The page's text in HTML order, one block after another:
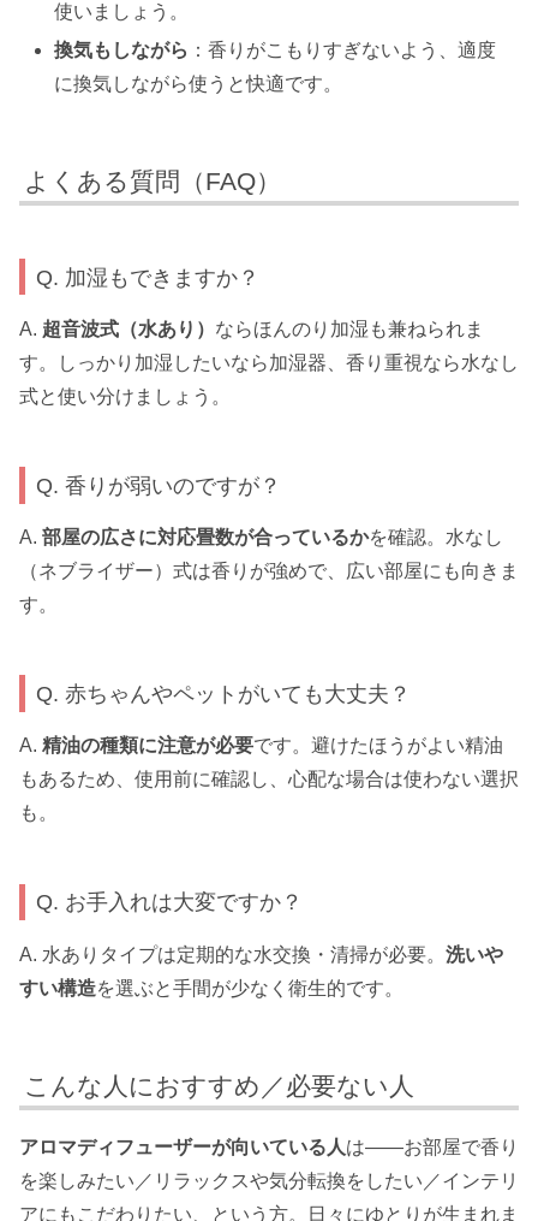
使いましょう。
換気もしながら ：香りがこもりすぎないよう、適度
に換気しながら使うと快適です。
よくある質問（FAQ）
Q. 加湿もできますか？
A. 超音波式（水あり） ならほんのり加湿も兼ねられま
す。しっかり加湿したいなら加湿器、香り重視なら水なし
式と使い分けましょう。
Q. 香りが弱いのですが？
A. 部屋の広さに対応畳数が合っているかを確認。水なし
（ネブライザー）式は香りが強めで、広い部屋にも向きま
す。
Q. 赤ちゃんやペットがいても大丈夫？
A. 精油の種類に注意が必要です。避けたほうがよい精油
もあるため、使用前に確認し、心配な場合は使わない選択
も。
Q. お手入れは大変ですか？
A. 水ありタイプは定期的な水交換・清掃が必要。 洗いや
すい構造を選ぶと手間が少なく衛生的です。
こんな人におすすめ／必要ない人
アロマディフューザーが向いている人は——お部屋で香り
を楽しみたい／リラックスや気分転換をしたい／インテリ
アにもこだわりたい、という方。日々にゆとりが生まれま